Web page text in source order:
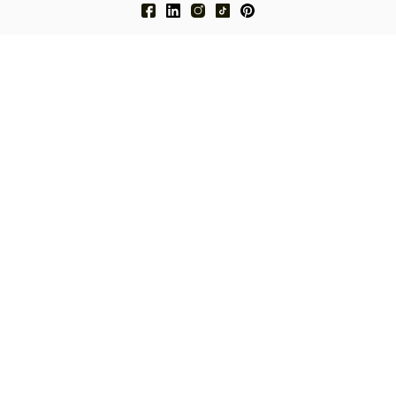
FacebookLinkedInInstagram
TikTokPinterest